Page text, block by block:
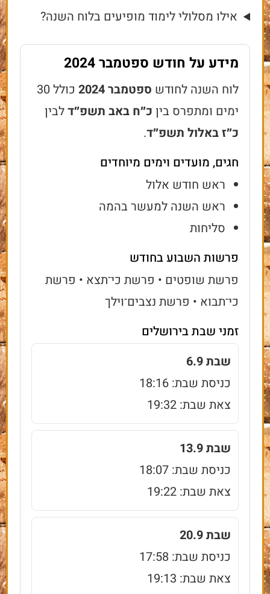
אילו מסלולי לימוד מופיעים בלוח השנה?
מידע על חודש ספטמבר 2024
לוח השנה לחודשספטמבר 2024
כולל 30
ימים ומתפרס ביןכ״ח באב תשפ״דלבין
כ״ז באלול תשפ״ד.
חגים, מועדים וימים מיוחדים
ראש חודש אלול
ראש השנה למעשר בהמה
סליחות
פרשות השבוע בחודש
פרשת שופטים • פרשת כי־תצא • פרשת
כי־תבוא • פרשת נצבים־וילך
זמני שבת בירושלים
שבת 6.9
כניסת שבת: 18:16
צאת שבת: 19:32
שבת 13.9
כניסת שבת: 18:07
צאת שבת: 19:22
שבת 20.9
כניסת שבת: 17:58
צאת שבת: 19:13